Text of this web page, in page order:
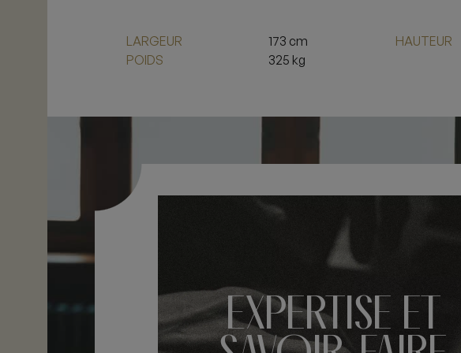
LARGEUR 173 cm HAUTEUR
POIDS
325 kg
EXPERTISE ET